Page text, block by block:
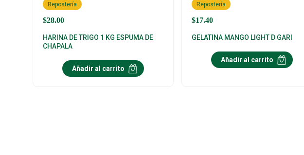
$28.00
Repostería
HARINA DE TRIGO 1 KG ESPUMA DE
CHAPALA
Añadir al carrito
$17.40
Repostería
GELATINA MANGO LIGHT D GARI
Añadir al carrito